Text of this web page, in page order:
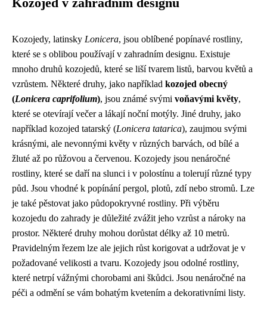
Kozojed v zahradním designu
Kozojedy, latinsky Lonicera, jsou oblíbené popínavé rostliny,
které se s oblibou používají v zahradním designu. Existuje
mnoho druhů kozojedů, které se liší tvarem listů, barvou květů a
vzrůstem. Některé druhy, jako například kozojed obecný
(Lonicera caprifolium), jsou známé svými voňavými květy,
které se otevírají večer a lákají noční motýly. Jiné druhy, jako
například kozojed tatarský (Lonicera tatarica), zaujmou svými
krásnými, ale nevonnými květy v různých barvách, od bílé a
žluté až po růžovou a červenou. Kozojedy jsou nenáročné
rostliny, které se daří na slunci i v polostínu a tolerují různé typy
půd. Jsou vhodné k popínání pergol, plotů, zdí nebo stromů. Lze
je také pěstovat jako půdopokryvné rostliny. Při výběru
kozojedu do zahrady je důležité zvážit jeho vzrůst a nároky na
prostor. Některé druhy mohou dorůstat délky až 10 metrů.
Pravidelným řezem lze ale jejich růst korigovat a udržovat je v
požadované velikosti a tvaru. Kozojedy jsou odolné rostliny,
které netrpí vážnými chorobami ani škůdci. Jsou nenáročné na
péči a odmění se vám bohatým kvetením a dekorativními listy.